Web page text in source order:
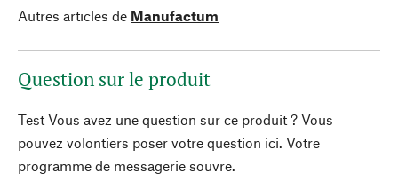
Autres articles de Manufactum
Question sur le produit
Test Vous avez une question sur ce produit ? Vous
pouvez volontiers poser votre question ici. Votre
programme de messagerie souvre.